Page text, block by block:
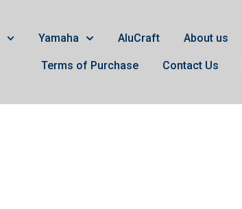
Yamaha AluCraft About us
Terms of Purchase Contact Us